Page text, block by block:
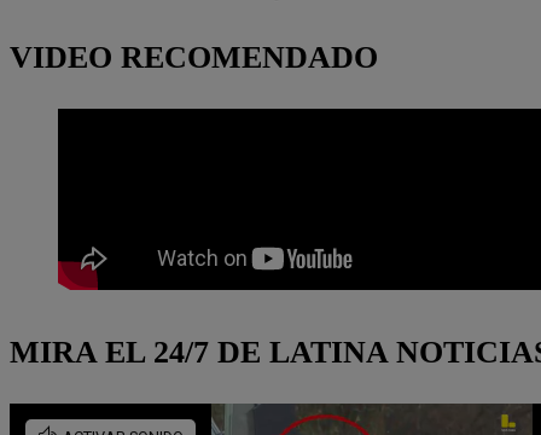
VIDEO RECOMENDADO
MIRA EL 24/7 DE LATINA